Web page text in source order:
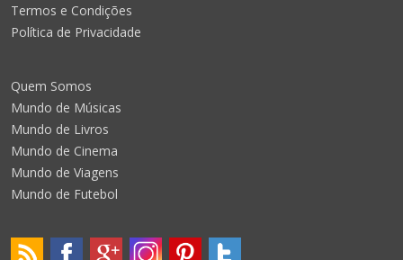
Termos e Condições
Política de Privacidade
Quem Somos
Mundo de Músicas
Mundo de Livros
Mundo de Cinema
Mundo de Viagens
Mundo de Futebol